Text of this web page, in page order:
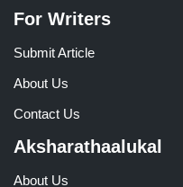
For Writers
Submit Article
About Us
Contact Us
Aksharathaalukal
About Us